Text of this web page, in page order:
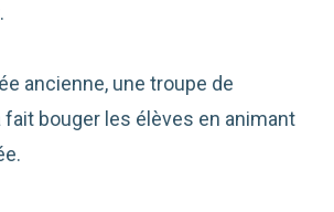
ancienne, une troupe de
bouger les élèves en animant